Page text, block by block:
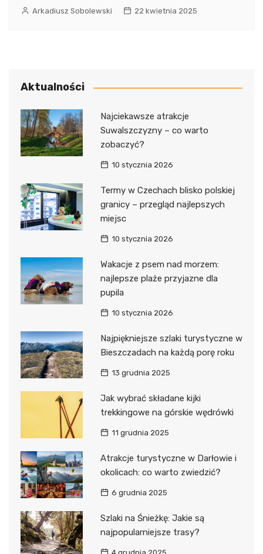
Arkadiusz Sobolewski 22 kwietnia 2025
Aktualności
Najciekawsze atrakcje
Suwalszczyzny – co warto
zobaczyć?
10 stycznia 2026
Termy w Czechach blisko polskiej
granicy – przegląd najlepszych
miejsc
10 stycznia 2026
Wakacje z psem nad morzem:
najlepsze plaże przyjazne dla
pupila
10 stycznia 2026
Najpiękniejsze szlaki turystyczne w
Bieszczadach na każdą porę roku
13 grudnia 2025
Jak wybrać składane kijki
trekkingowe na górskie wędrówki
11 grudnia 2025
Atrakcje turystyczne w Darłowie i
okolicach: co warto zwiedzić?
6 grudnia 2025
Szlaki na Śnieżkę: Jakie są
najpopularniejsze trasy?